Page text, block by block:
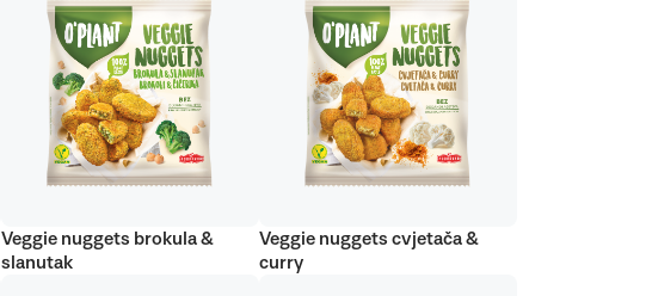
Veggie nuggets brokula &
slanutak
Veggie nuggets cvjetača &
curry